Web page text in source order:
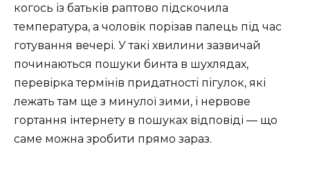
когось із батьків раптово підскочила
температура, а чоловік порізав палець під час
готування вечері. У такі хвилини зазвичай
починаються пошуки бинта в шухлядах,
перевірка термінів придатності пігулок, які
лежать там ще з минулої зими, і нервове
гортання інтернету в пошуках відповіді — що
саме можна зробити прямо зараз.